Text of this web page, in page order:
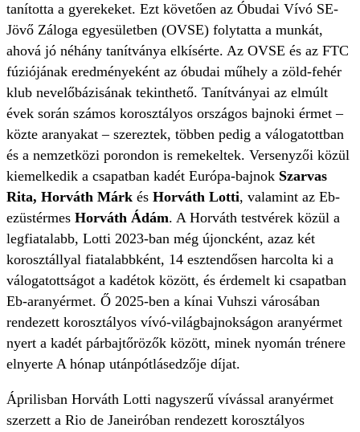
tanította a gyerekeket. Ezt követően az Óbudai Vívó SE-
Jövő Záloga egyesületben (OVSE) folytatta a munkát,
ahová jó néhány tanítványa elkísérte. Az OVSE és az FTC
fúziójának eredményeként az óbudai műhely a zöld-fehér
klub nevelőbázisának tekinthető. Tanítványai az elmúlt
évek során számos korosztályos országos bajnoki érmet –
közte aranyakat – szereztek, többen pedig a válogatottban
és a nemzetközi porondon is remekeltek. Versenyzői közül
kiemelkedik a csapatban kadét Európa-bajnok Szarvas
Rita, Horváth Márk és Horváth Lotti, valamint az Eb-
ezüstérmes Horváth Ádám. A Horváth testvérek közül a
legfiatalabb, Lotti 2023-ban még újoncként, azaz két
korosztállyal fiatalabbként, 14 esztendősen harcolta ki a
válogatottságot a kadétok között, és érdemelt ki csapatban
Eb-aranyérmet. Ő 2025-ben a kínai Vuhszi városában
rendezett korosztályos vívó-világbajnokságon aranyérmet
nyert a kadét párbajtőrözők között, minek nyomán trénere
elnyerte A hónap utánpótlásedzője díjat.
Áprilisban Horváth Lotti nagyszerű vívással aranyérmet
szerzett a Rio de Janeiróban rendezett korosztályos